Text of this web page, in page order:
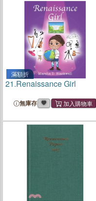
滿額折
21.Renaissance Girl
無庫存